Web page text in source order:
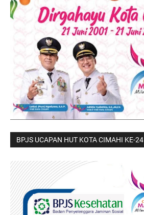
BPJS UCAPAN HUT KOTA CIMAHI KE-24